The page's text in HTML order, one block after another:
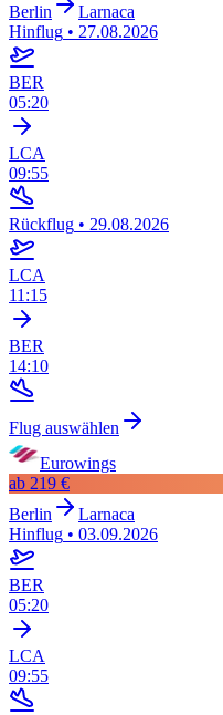
Berlin
Larnaca
Hinflug • 27.08.2026
BER
05:20
LCA
09:55
Rückflug • 29.08.2026
LCA
11:15
BER
14:10
Flug auswählen
Eurowings
ab 219 €
Berlin
Larnaca
Hinflug • 03.09.2026
BER
05:20
LCA
09:55